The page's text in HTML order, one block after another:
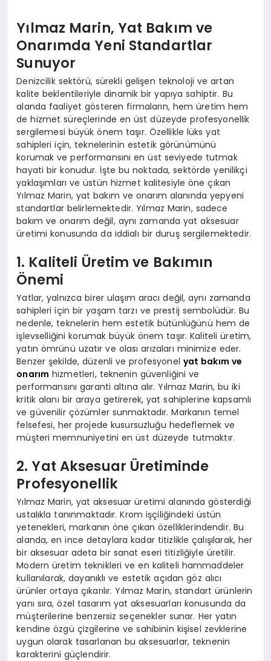
Yılmaz Marin, Yat Bakım ve
Onarımda Yeni Standartlar
Sunuyor
Denizcilik sektörü, sürekli gelişen teknoloji ve artan
kalite beklentileriyle dinamik bir yapıya sahiptir. Bu
alanda faaliyet gösteren firmaların, hem üretim hem
de hizmet süreçlerinde en üst düzeyde profesyonellik
sergilemesi büyük önem taşır. Özellikle lüks yat
sahipleri için, teknelerinin estetik görünümünü
korumak ve performansını en üst seviyede tutmak
hayati bir konudur. İşte bu noktada, sektörde yenilikçi
yaklaşımları ve üstün hizmet kalitesiyle öne çıkan
Yılmaz Marin, yat bakım ve onarım alanında yepyeni
standartlar belirlemektedir. Yılmaz Marin, sadece
bakım ve onarım değil, aynı zamanda yat aksesuar
üretimi konusunda da iddialı bir duruş sergilemektedir.
1. Kaliteli Üretim ve Bakımın
Önemi
Yatlar, yalnızca birer ulaşım aracı değil, aynı zamanda
sahipleri için bir yaşam tarzı ve prestij sembolüdür. Bu
nedenle, teknelerin hem estetik bütünlüğünü hem de
işlevselliğini korumak büyük önem taşır. Kaliteli üretim,
yatın ömrünü uzatır ve olası arızaları minimize eder.
Benzer şekilde, düzenli ve profesyonel yat bakım ve
onarım hizmetleri, teknenin güvenliğini ve
performansını garanti altına alır. Yılmaz Marin, bu iki
kritik alanı bir araya getirerek, yat sahiplerine kapsamlı
ve güvenilir çözümler sunmaktadır. Markanın temel
felsefesi, her projede kusursuzluğu hedeflemek ve
müşteri memnuniyetini en üst düzeyde tutmaktır.
2. Yat Aksesuar Üretiminde
Profesyonellik
Yılmaz Marin, yat aksesuar üretimi alanında gösterdiği
ustalıkla tanınmaktadır. Krom işçiliğindeki üstün
yetenekleri, markanın öne çıkan özelliklerindendir. Bu
alanda, en ince detaylara kadar titizlikle çalışılarak, her
bir aksesuar adeta bir sanat eseri titizliğiyle üretilir.
Modern üretim teknikleri ve en kaliteli hammaddeler
kullanılarak, dayanıklı ve estetik açıdan göz alıcı
ürünler ortaya çıkarılır. Yılmaz Marin, standart ürünlerin
yanı sıra, özel tasarım yat aksesuarları konusunda da
müşterilerine benzersiz seçenekler sunar. Her yatın
kendine özgü çizgilerine ve sahibinin kişisel zevklerine
uygun olarak tasarlanan bu aksesuarlar, teknenin
karakterini güçlendirir.